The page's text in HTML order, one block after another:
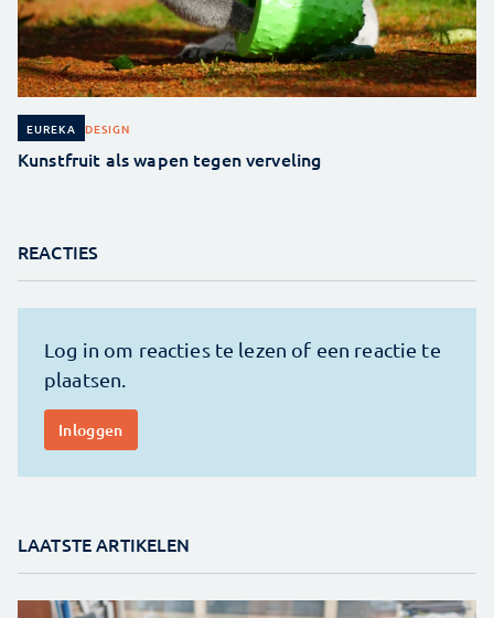
EUREKA DESIGN
Kunstfruit als wapen tegen verveling
REACTIES
LAATSTE ARTIKELEN